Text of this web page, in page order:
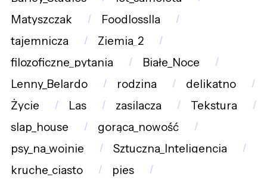
Matyszczak
Foodlosslla
tajemnicza
Ziemia_2
filozoficzne_pytania
Białe_Noce
Lenny_Belardo
rodzina
delikatno
Życie
Las zasilacza
Tekstura
slap_house
gorąca_nowość
psy_na_wojnie
Sztuczna_Inteligencja
kruche_ciasto
pies